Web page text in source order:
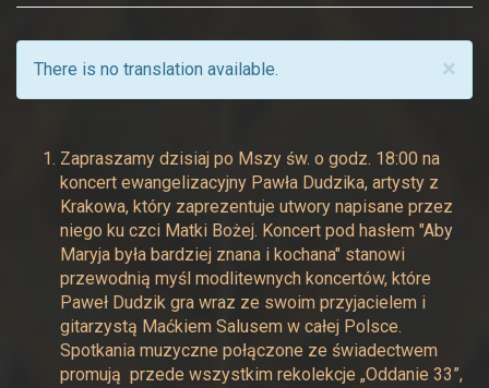
×
There is no translation available.
Zapraszamy dzisiaj po Mszy św. o godz. 18:00 na
koncert ewangelizacyjny Pawła Dudzika, artysty z
Krakowa, który zaprezentuje utwory napisane przez
niego ku czci Matki Bożej. Koncert pod hasłem "Aby
Maryja była bardziej znana i kochana" stanowi
przewodnią myśl modlitewnych koncertów, które
Paweł Dudzik gra wraz ze swoim przyjacielem i
gitarzystą Maćkiem Salusem w całej Polsce.
Spotkania muzyczne połączone ze świadectwem
promują przede wszystkim rekolekcje „Oddanie 33”,